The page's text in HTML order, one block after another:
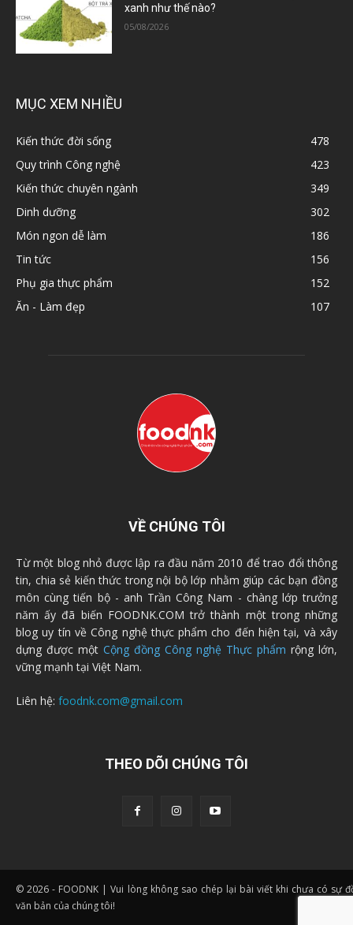
xanh như thế nào?
05/08/2026
MỤC XEM NHIỀU
Kiến thức đời sống
478
Quy trình Công nghệ
423
Kiến thức chuyên ngành
349
Dinh dưỡng
302
Món ngon dễ làm
186
Tin tức
156
Phụ gia thực phẩm
152
Ăn - Làm đẹp
107
VỀ CHÚNG TÔI
Từ một blog nhỏ được lập ra đầu năm 2010 để trao đổi thông
tin, chia sẻ kiến thức trong nội bộ lớp nhằm giúp các bạn đồng
môn cùng tiến bộ - anh Trần Công Nam - chàng lớp trưởng
năm ấy đã biến FOODNK.COM trở thành một trong những
blog uy tín về Công nghệ thực phẩm cho đến hiện tại, và xây
dựng được một Cộng đồng Công nghệ Thực phẩm rộng lớn,
vững mạnh tại Việt Nam.
Liên hệ: foodnk.com@gmail.com
THEO DÕI CHÚNG TÔI
© 2026 - FOODNK | Vui lòng không sao chép lại bài viết khi chưa có sự
văn bản của chúng tôi!